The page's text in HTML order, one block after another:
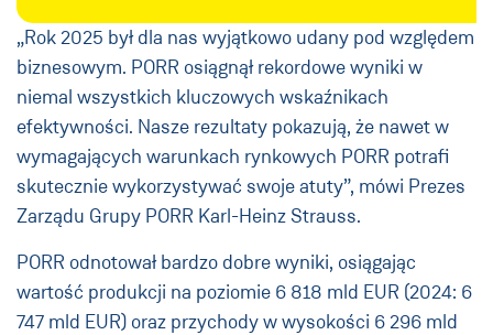
„Rok 2025 był dla nas wyjątkowo udany pod względem
biznesowym. PORR osiągnął rekordowe wyniki w
niemal wszystkich kluczowych wskaźnikach
efektywności. Nasze rezultaty pokazują, że nawet w
wymagających warunkach rynkowych PORR potrafi
skutecznie wykorzystywać swoje atuty”, mówi Prezes
Zarządu Grupy PORR Karl-Heinz Strauss.
PORR odnotował bardzo dobre wyniki, osiągając
wartość produkcji na poziomie 6 818 mld EUR (2024: 6
747 mld EUR) oraz przychody w wysokości 6 296 mld